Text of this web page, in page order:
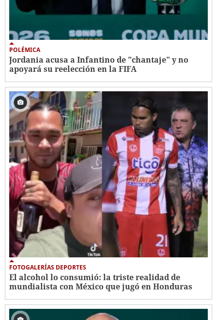
POLÉMICA
Jordania acusa a Infantino de "chantaje" y no
apoyará su reelección en la FIFA
FOTOGALERÍAS DEPORTES
El alcohol lo consumió: la triste realidad de
mundialista con México que jugó en Honduras